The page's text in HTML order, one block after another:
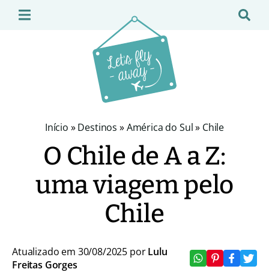
Início »Destinos »América do Sul» Chile
O Chile de A a Z:
uma viagem pelo
Chile
Atualizado em 30/08/2025 porLulu
Freitas Gorges